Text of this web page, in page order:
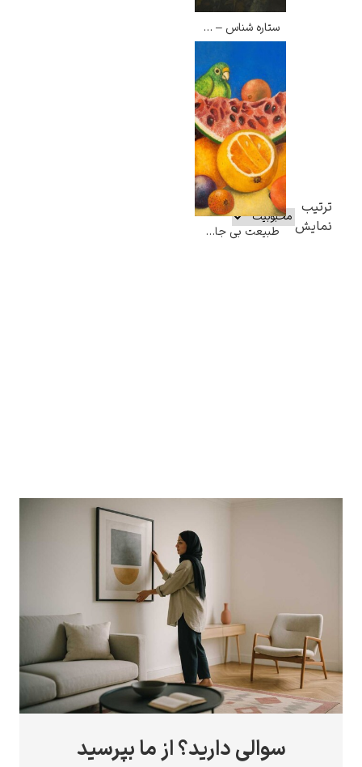
ترتیب
نمایش
ستاره شناس – یوهانس فرمیر
طبیعت بی جان با میوه و طوطی – فریدا کالو
سوالی دارید؟ از ما بپرسید